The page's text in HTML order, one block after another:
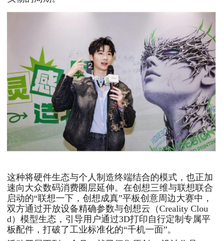
这种将硬件生态与个人制造终端结合的模式，也正加
速向大众数码消费圈层延伸。在创想三维与联想联合
启动的“联想一下，创想成真”平板创意周边大赛中，
双方通过开放设备精确参数与创想云（Creality Clou
d）模型生态，引导用户通过3D打印自行定制专属平
板配件，打破了工业标准化的“千机一面”。